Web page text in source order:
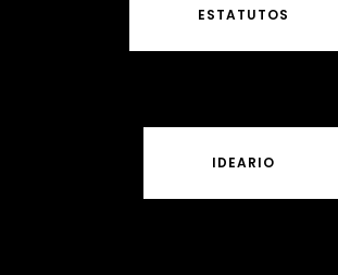
ESTATUTOS
IDEARIO